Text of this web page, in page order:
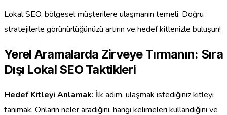
Lokal SEO, bölgesel müşterilere ulaşmanın temeli. Doğru
stratejilerle görünürlüğünüzü artırın ve hedef kitlenizle buluşun!
Yerel Aramalarda Zirveye Tırmanın: Sıra
Dışı Lokal SEO Taktikleri
Hedef Kitleyi Anlamak: İlk adım, ulaşmak istediğiniz kitleyi
tanımak. Onların neler aradığını, hangi kelimeleri kullandığını ve